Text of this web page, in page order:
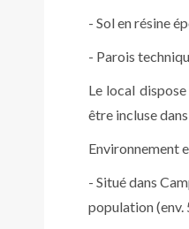
- Sol en résine
- Parois
Le local
être incluse
Environnement
- Situé dans
population (env.